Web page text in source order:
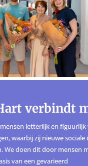
verbindt
letterlijk en figuurlijk
waarbij zij nieuwe sociale
We doen dit door mensen
van een gevarieerd